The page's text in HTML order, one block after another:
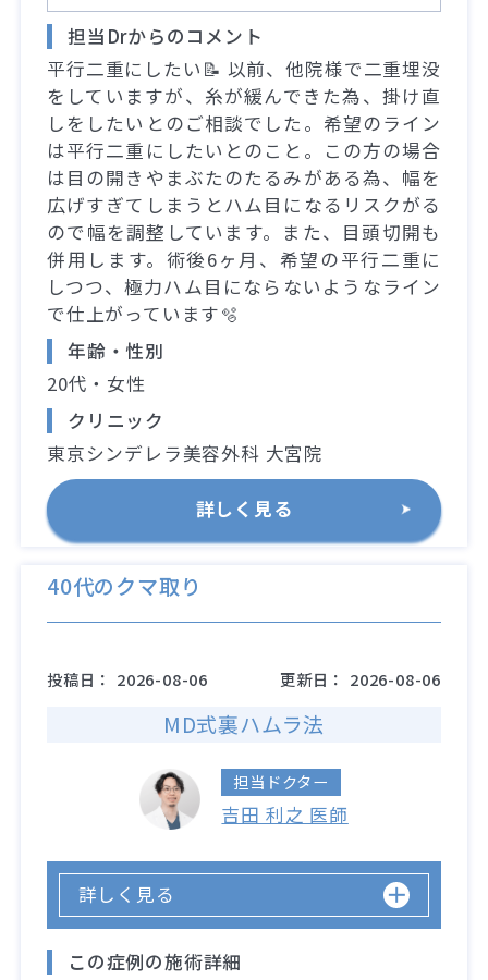
担当Drからのコメント
平行二重にしたい📝 以前、他院様で二重埋没
をしていますが、糸が緩んできた為、掛け直
しをしたいとのご相談でした。希望のライン
は平行二重にしたいとのこと。この方の場合
は目の開きやまぶたのたるみがある為、幅を
広げすぎてしまうとハム目になるリスクがる
ので幅を調整しています。また、目頭切開も
併用します。術後6ヶ月、希望の平行二重に
しつつ、極力ハム目にならないようなライン
で仕上がっています🫧
年齢・性別
20代・女性
クリニック
東京シンデレラ美容外科 大宮院
詳しく見る
40代のクマ取り
投稿日： 2026-08-06 更新日： 2026-08-06
MD式裏ハムラ法
担当ドクター
吉田 利之 医師
詳しく見る
この症例の施術詳細